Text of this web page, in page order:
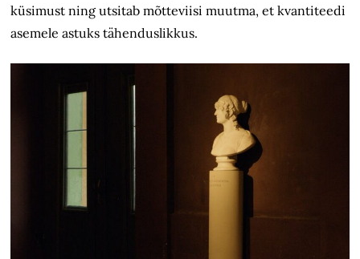
küsimust ning utsitab mõtteviisi muutma, et kvantiteedi
asemele astuks tähenduslikkus.